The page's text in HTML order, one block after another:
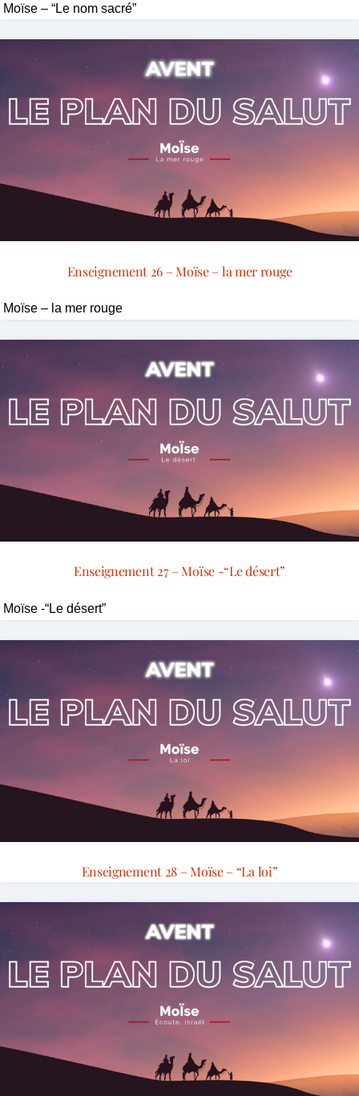
Moïse – “Le nom sacré”
Enseignement 26 – Moïse – la mer rouge
Moïse – la mer rouge
Enseignement 27 – Moïse -“Le désert”
Moïse -“Le désert”
Enseignement 28 – Moïse – “La loi”